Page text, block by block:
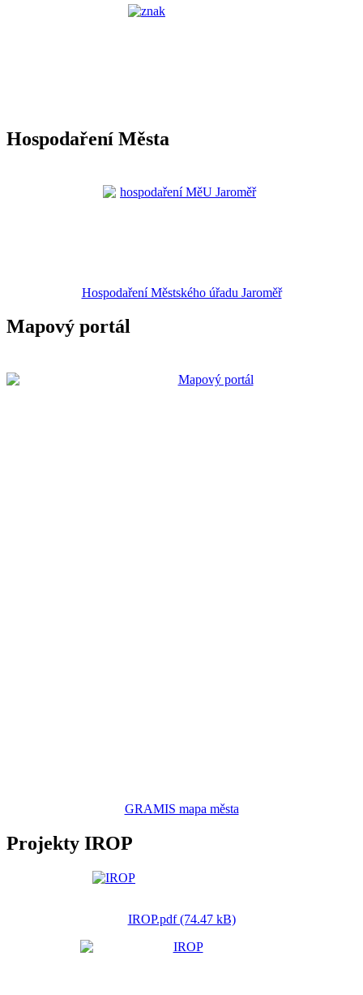
Hospodaření Města
Hospodaření Městského úřadu Jaroměř
Mapový portál
GRAMIS mapa města
Projekty IROP
IROP.pdf (74.47 kB)